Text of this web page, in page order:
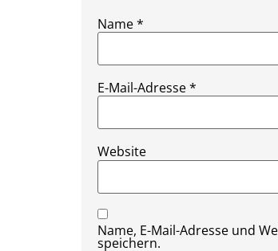
Name*
E-Mail-Adresse*
Website
Name, E-Mail-Adresse und
speichern.